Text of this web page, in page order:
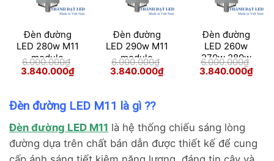
Đèn đường
LED 280w M11
module
6.000.000₫
Giá
gốc
3.840.000₫Giá
hiện
3.840.000₫.
Đèn đường
LED 290w M11
module
6.000.000₫
Giá
gốc
3.840.000₫Giá
hiện
Đèn đường
LED 260w
270w 280w
290w M11
6.000.000₫
Giá
gốc
3.840.000₫Giá
hiện
Đèn đường LED M11 là gì ??
Đèn đường LED M11 là hệ thống chiếu sáng lòng
đường dựa trên chất bán dẫn được thiết kế để cung